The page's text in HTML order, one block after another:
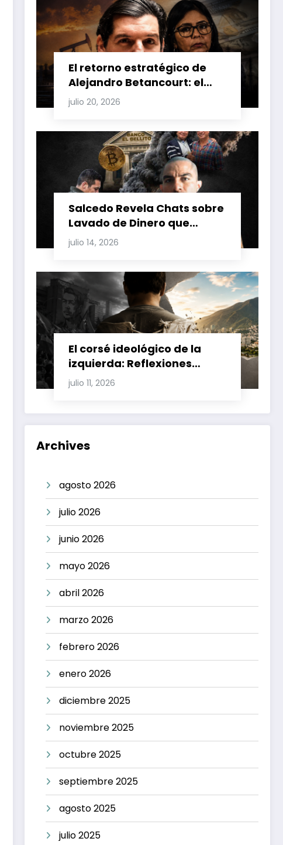
El retorno estratégico de
Alejandro Betancourt: el
bolichico que desafía la
justicia y renueva su poder
venezolana
julio 20, 2026
Salcedo Revela Chats sobre
Lavado de Dinero que
Involucran a Glas, Correa y
Juan Fernando Petro en el
julio 14, 2026
El corsé ideológico de la
izquierda: Reflexiones
sobre el fracaso chavista y
la crisis moral en América
julio 11, 2026
Archives
agosto 2026
julio 2026
junio 2026
mayo 2026
abril 2026
marzo 2026
febrero 2026
enero 2026
diciembre 2025
noviembre 2025
octubre 2025
septiembre 2025
agosto 2025
julio 2025